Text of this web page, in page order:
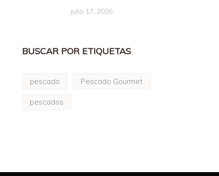
julio 17, 2026
BUSCAR POR ETIQUETAS
pescado Pescado Gourmet
pescados